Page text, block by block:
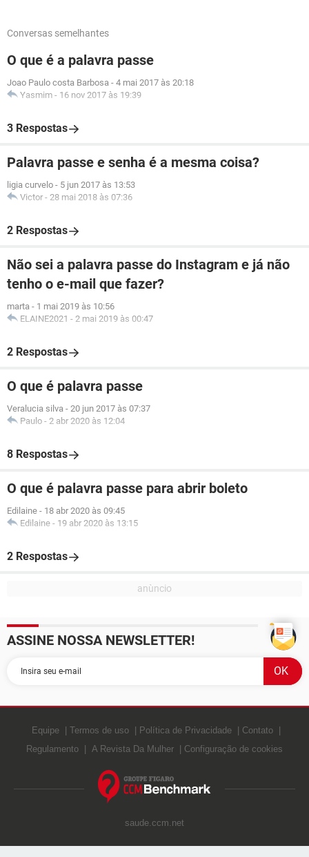
Conversas semelhantes
O que é a palavra passe
Joao Paulo costa Barbosa - 4 mai 2017 às 20:18
Yasmim - 16 nov 2017 às 19:39
3 Respostas
Palavra passe e senha é a mesma coisa?
ligia curvelo - 5 jun 2017 às 13:53
Victor - 28 mai 2018 às 07:36
2 Respostas
Não sei a palavra passe do Instagram e já não
tenho o e-mail que fazer?
marta - 1 mai 2019 às 10:56
ELAINE2021 - 2 mai 2019 às 00:47
2 Respostas
O que é palavra passe
Veralucia silva - 20 jun 2017 às 07:37
Paulo - 2 abr 2020 às 12:04
8 Respostas
O que é palavra passe para abrir boleto
Edilaine - 18 abr 2020 às 09:45
Edilaine - 19 abr 2020 às 13:15
2 Respostas
ASSINE NOSSA NEWSLETTER!
Equipe Termos de uso Política de Privacidade
Contato
Regulamento
A Revista Da Mulher Configuração de cookies
saude.ccm.net